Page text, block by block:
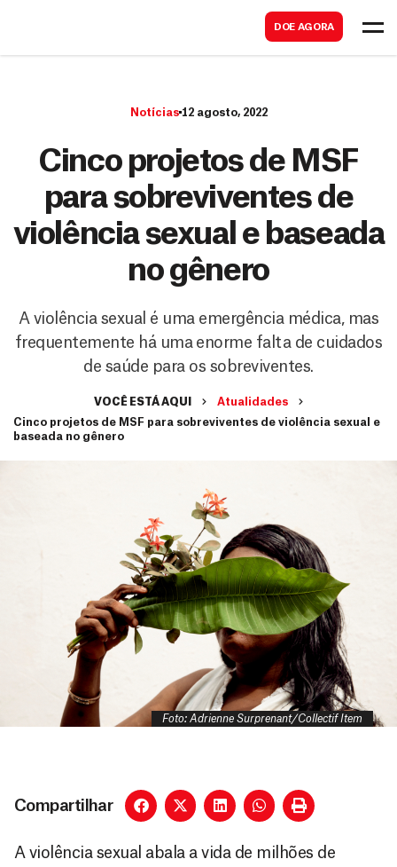
DOE AGORA
Notícias 12 agosto, 2022
Cinco projetos de MSF
para sobreviventes de
violência sexual e baseada
no gênero
A violência sexual é uma emergência médica, mas
frequentemente há uma enorme falta de cuidados
de saúde para os sobreviventes.
VOCÊ ESTÁ AQUI
Atualidades
Cinco projetos de MSF para sobreviventes de violência sexual e
baseada no gênero
Foto: Adrienne Surprenant/Collectif Item
Compartilhar
A violência sexual abala a vida de milhões de
a
r